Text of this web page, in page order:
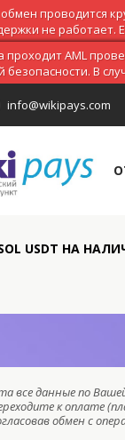
проводится
не работает.
AML
безопасности. В
info@wikipays.com
USDT НА
все данные по
к оплате
обмен с